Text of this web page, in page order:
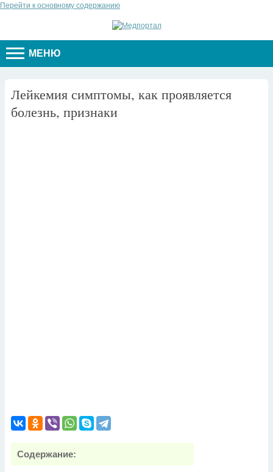
Перейти к основному содержанию
МЕНЮ
Лейкемия симптомы, как проявляется
болезнь, признаки
Содержание: